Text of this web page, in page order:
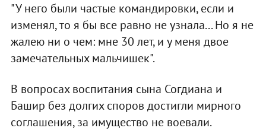
"У него были частые командировки, если и
изменял, то я бы все равно не узнала... Но я не
жалею ни о чем: мне 30 лет, и у меня двое
замечательных мальчишек".
В вопросах воспитания сына Согдиана и
Башир без долгих споров достигли мирного
соглашения, за имущество не воевали.